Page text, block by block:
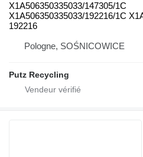
X1A506350335033/147305/1C
X1A506350335033/192216/1C
192216
Pologne, SOŚNICOWICE
Putz Recycling